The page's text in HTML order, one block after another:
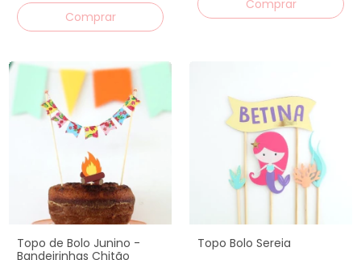
Topo de Bolo Junino -
Bandeirinhas Chitão
Topo Bolo Sereia